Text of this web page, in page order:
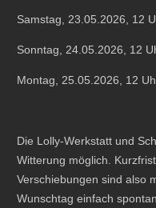
Samstag, 23.05.2026, 12
Sonntag, 24.05.2026, 12
Montag, 25.05.2026, 12
Die Lolly-Werkstatt und
Witterung möglich.
Verschiebungen sind also
Wunschtag einfach